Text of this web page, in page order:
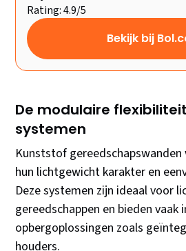
Rating: 4.9/5
Bekijk bij
De modulaire
systemen
Kunststof
hun lichtgewicht karakter en
Deze systemen zijn ideaal voor
gereedschappen en bieden vaak
opbergoplossingen zoals
houders.